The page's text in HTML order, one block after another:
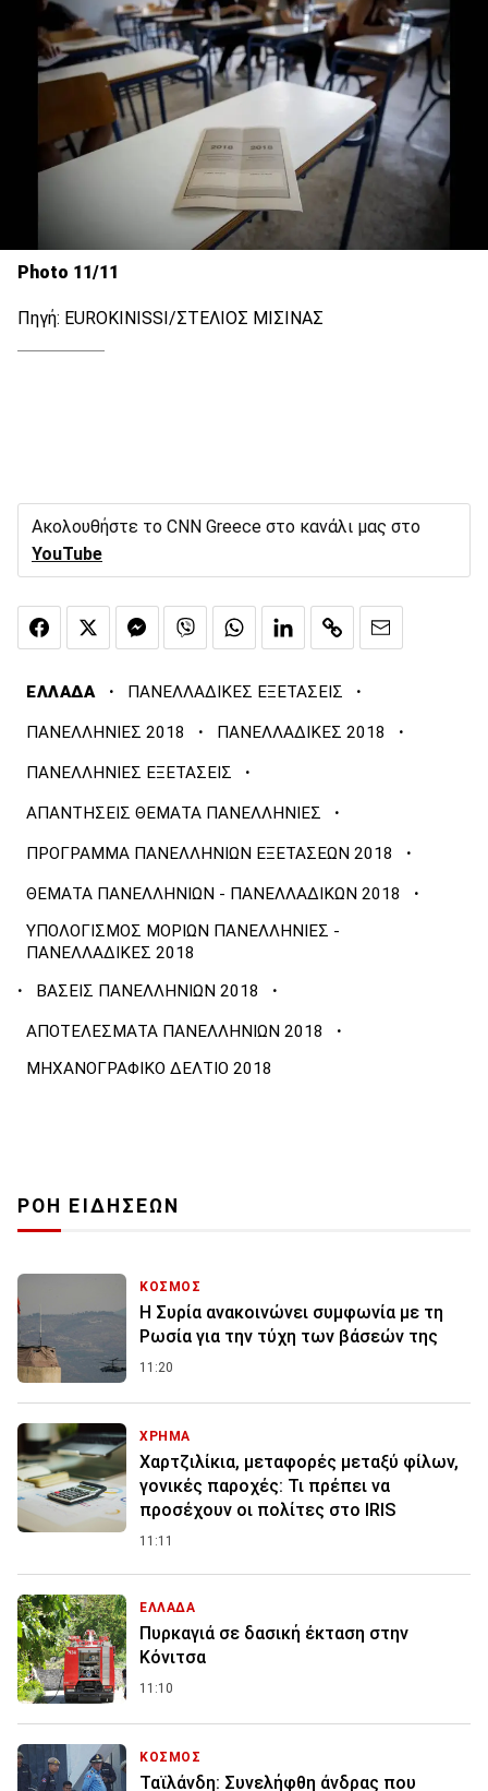
Photo 11/11
Πηγή: EUROKINISSI/ΣΤΕΛΙΟΣ ΜΙΣΙΝΑΣ
Ακολουθήστε το CNN Greece στο κανάλι μας στο
YouTube
ΕΛΛΑΔΑ · ΠΑΝΕΛΛΑΔΙΚΕΣ ΕΞΕΤΑΣΕΙΣ ·
ΠΑΝΕΛΛΗΝΙΕΣ 2018 · ΠΑΝΕΛΛΑΔΙΚΕΣ 2018 ·
ΠΑΝΕΛΛΗΝΙΕΣ ΕΞΕΤΑΣΕΙΣ ·
ΑΠΑΝΤΗΣΕΙΣ ΘΕΜΑΤΑ ΠΑΝΕΛΛΗΝΙΕΣ ·
ΠΡΟΓΡΑΜΜΑ ΠΑΝΕΛΛΗΝΙΩΝ ΕΞΕΤΑΣΕΩΝ 2018 ·
ΘΕΜΑΤΑ ΠΑΝΕΛΛΗΝΙΩΝ - ΠΑΝΕΛΛΑΔΙΚΩΝ 2018 ·
ΥΠΟΛΟΓΙΣΜΟΣ ΜΟΡΙΩΝ ΠΑΝΕΛΛΗΝΙΕΣ -
ΠΑΝΕΛΛΑΔΙΚΕΣ 2018
· ΒΑΣΕΙΣ ΠΑΝΕΛΛΗΝΙΩΝ 2018 ·
ΑΠΟΤΕΛΕΣΜΑΤΑ ΠΑΝΕΛΛΗΝΙΩΝ 2018 ·
ΜΗΧΑΝΟΓΡΑΦΙΚΟ ΔΕΛΤΙΟ 2018
ΡΟΗ ΕΙΔΗΣΕΩΝ
ΚΟΣΜΟΣ
Η Συρία ανακοινώνει συμφωνία με τη
Ρωσία για την τύχη των βάσεών της
11:20
ΧΡΗΜΑ
Χαρτζιλίκια, μεταφορές μεταξύ φίλων,
γονικές παροχές: Τι πρέπει να
προσέχουν οι πολίτες στο IRIS
11:11
ΕΛΛΑΔΑ
Πυρκαγιά σε δασική έκταση στην
Κόνιτσα
11:10
ΚΟΣΜΟΣ
Ταϊλάνδη: Συνελήφθη άνδρας που